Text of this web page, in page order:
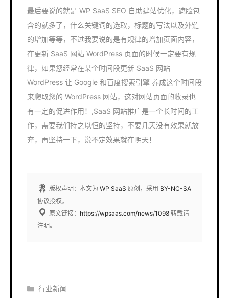
最后要说的就是 WP SaaS SEO 自助建站优化，遮脸包
含的就多了，什么关键词的选取，标题的写法以及外链
的增加等等，不过我要说的是有规律的增加页面内容，
在更新 SaaS 网站 WordPress 页面的时候一定要有规
律，如果您经常在某个时间段更新 SaaS 网站
WordPress 让 Google 和百度搜索引擎 养成这个时间段
来爬取您的 WordPress 网站，这对网站页面的收录也
有一定的促进作用！,SaaS 网站推广是一个长时间的工
作，需要我们持之以恒的坚持，不要几天没有效果就放
弃，再坚持一下，说不定效果就在明天！
版权声明：本文为 WP SaaS 原创，采用 BY-NC-SA
协议授权。
原文链接： https://wpsaas.com/news/1098 转载请
注明。
分
行业新闻